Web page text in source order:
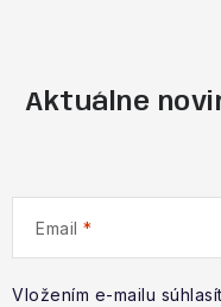
Aktuálne
Email
Vložením e-mailu